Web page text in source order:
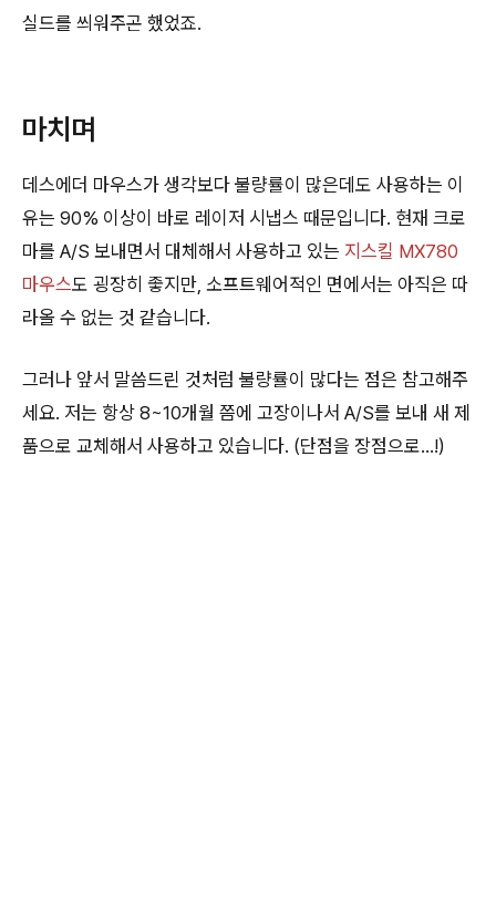
실드를 씌워주곤 했었죠.
마치며
데스에더 마우스가 생각보다 불량률이 많은데도 사용하는 이
유는 90% 이상이 바로 레이저 시냅스 때문입니다. 현재 크로
마를 A/S 보내면서 대체해서 사용하고 있는 지스킬 MX780
마우스도 굉장히 좋지만, 소프트웨어적인 면에서는 아직은 따
라올 수 없는 것 같습니다.
그러나 앞서 말씀드린 것처럼 불량률이 많다는 점은 참고해주
세요. 저는 항상 8~10개월 쯤에 고장이나서 A/S를 보내 새 제
품으로 교체해서 사용하고 있습니다. (단점을 장점으로...!)